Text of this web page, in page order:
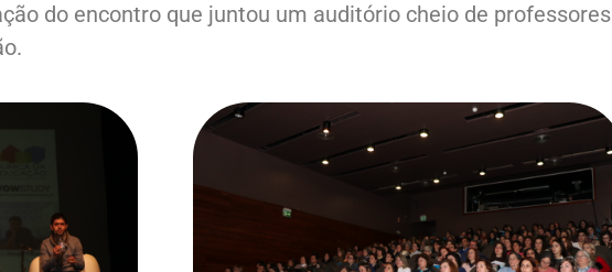
do encontro que juntou um auditório cheio de professores